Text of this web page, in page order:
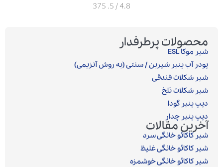
4.8
/ 5.
375
محصولات پرطرفدار
شیر موکا ESL
پودر آب پنیر شیرین / سنتی (به روش آنزیمی)‎
شیر شکلات فندقی
شیر شکلات تلخ
دیپ پنیر گودا
دیپ پنیر چدار
آخرین مقالات
شیر کاکائو خانگی سرد
شیر کاکائو خانگی غلیظ
شیر کاکائو خانگی خوشمزه